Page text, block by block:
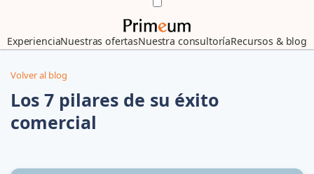
ExperienciaNuestras ofertasNuestra consultoríaRecursos & blog
Volver al blog
Los 7 pilares de su éxito
comercial